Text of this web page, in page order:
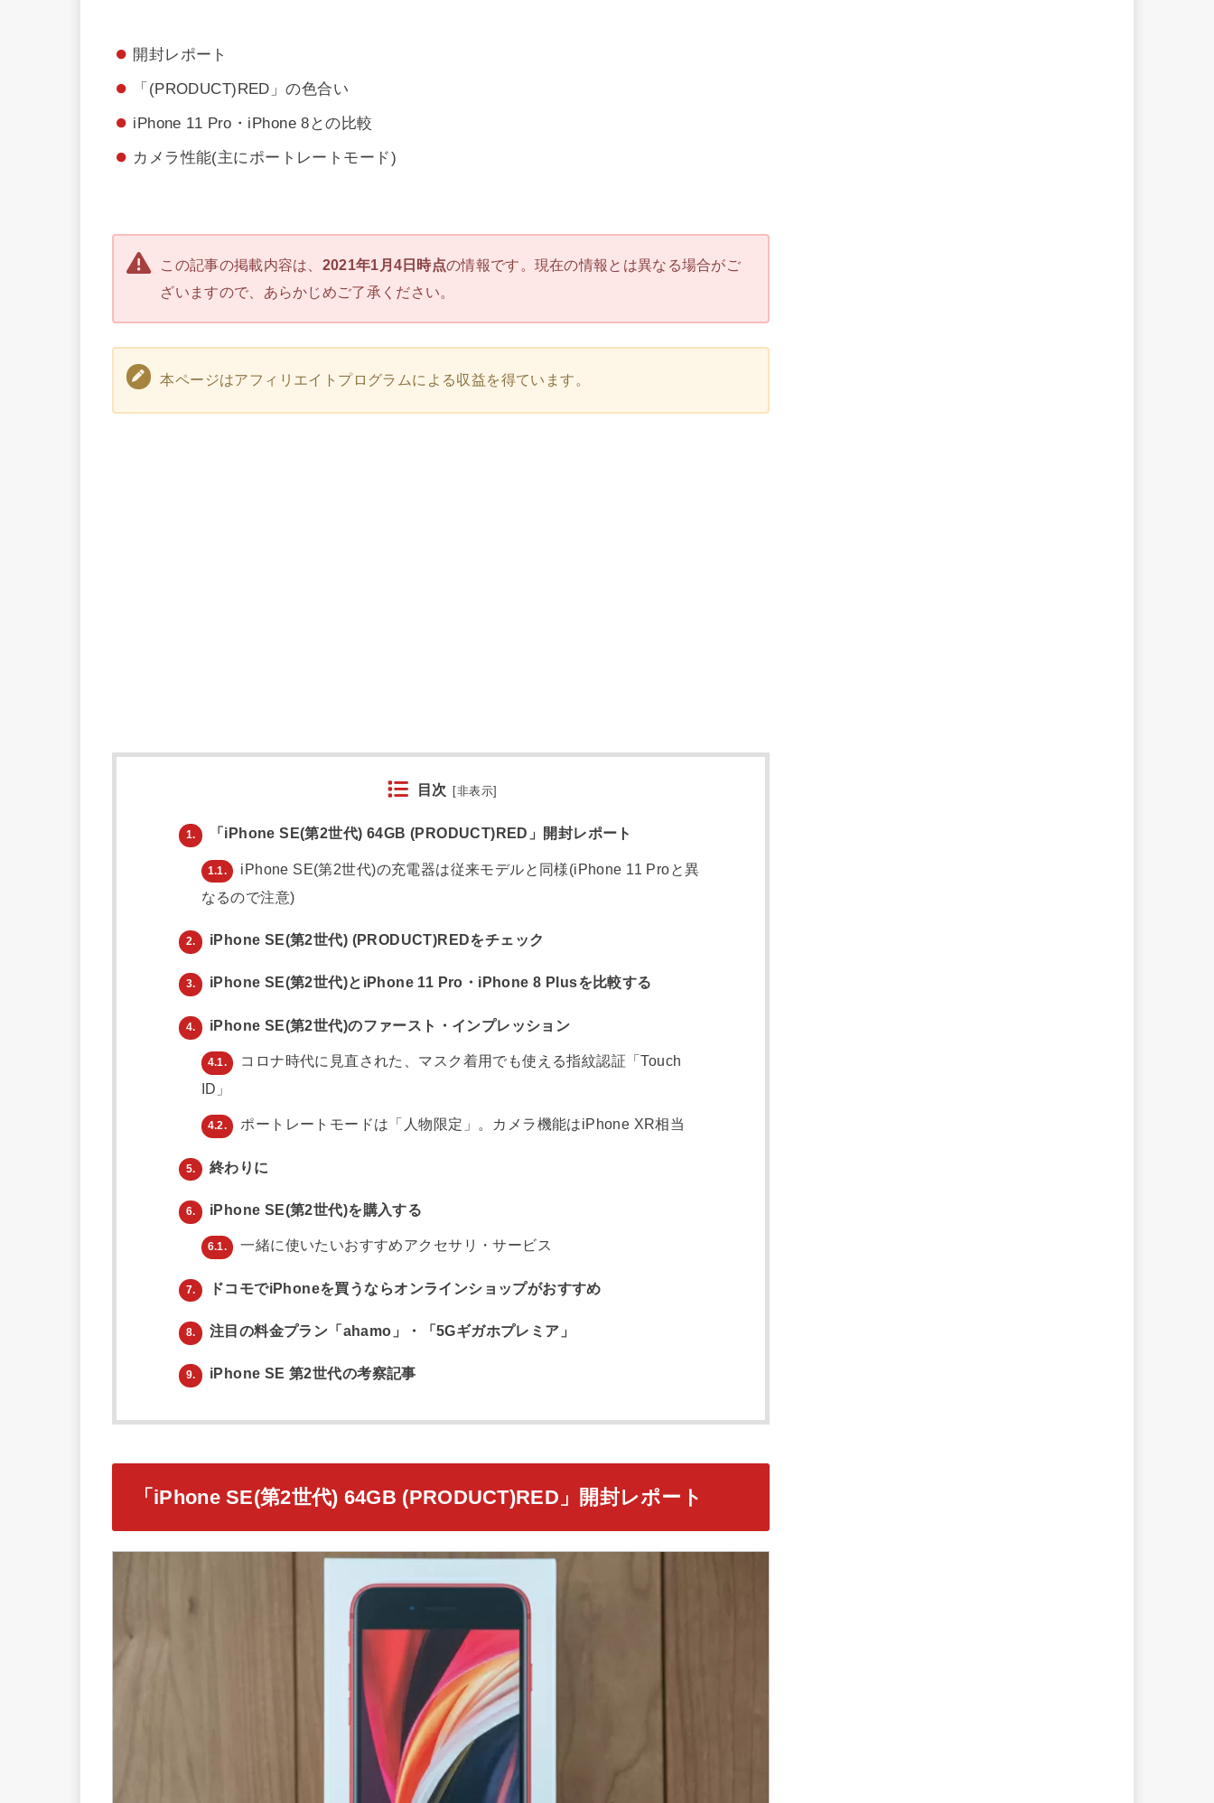
開封レポート
「(PRODUCT)RED」の色合い
iPhone 11 Pro・iPhone 8との比較
カメラ性能(主にポートレートモード)
この記事の掲載内容は、 2021年1月4日時点の情報です。現在の情報とは異なる場合がご
ざいますので、あらかじめご了承ください。
本ページはアフィリエイトプログラムによる収益を得ています。
目次 [非表示]
1. 「iPhone SE(第2世代) 64GB (PRODUCT)RED」開封レポート
1.1.
iPhone SE(第2世代)の充電器は従来モデルと同様(iPhone 11 Proと異
なるので注意)
2. iPhone SE(第2世代) (PRODUCT)REDをチェック
3. iPhone SE(第2世代)とiPhone 11 Pro・iPhone 8 Plusを比較する
4. iPhone SE(第2世代)のファースト・インプレッション
4.1.
コロナ時代に見直された、マスク着用でも使える指紋認証「Touch
ID」
4.2. ポートレートモードは「人物限定」。カメラ機能はiPhone XR相当
5. 終わりに
6. iPhone SE(第2世代)を購入する
6.1. 一緒に使いたいおすすめアクセサリ・サービス
7. ドコモでiPhoneを買うならオンラインショップがおすすめ
8. 注目の料金プラン「ahamo」・「5Gギガホプレミア」
9. iPhone SE 第2世代の考察記事
「iPhone SE(第2世代) 64GB (PRODUCT)RED」開封レポート